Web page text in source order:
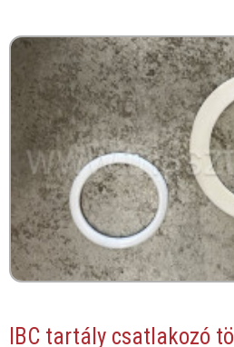
IBC tartály csatlakozó